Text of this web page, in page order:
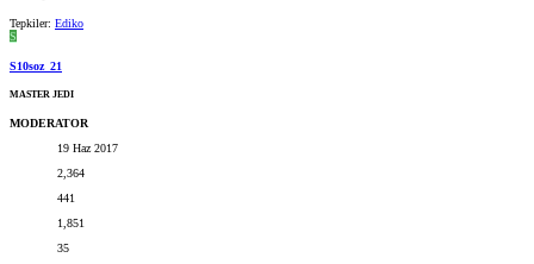
Tepkiler: Ediko
S
S10soz_21
MASTER JEDI
MODERATOR
19 Haz 2017
2,364
441
1,851
35